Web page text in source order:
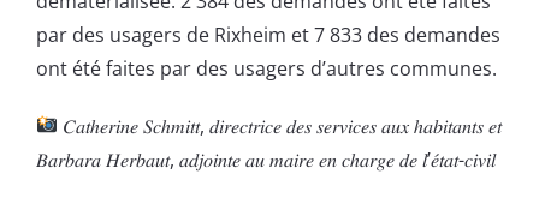
par des usagers de Rixheim et 7 833 des demandes
ont été faites par des usagers d’autres communes.
𝐶𝑎𝑡ℎ𝑒𝑟𝑖𝑛𝑒 𝑆𝑐ℎ𝑚𝑖𝑡𝑡, 𝑑𝑖𝑟𝑒𝑐𝑡𝑟𝑖𝑐𝑒 𝑑𝑒𝑠 𝑠𝑒𝑟𝑣𝑖𝑐𝑒𝑠 𝑎𝑢𝑥 ℎ𝑎𝑏𝑖𝑡𝑎𝑛𝑡𝑠 𝑒𝑡
𝐵𝑎𝑟𝑏𝑎𝑟𝑎 𝐻𝑒𝑟𝑏𝑎𝑢𝑡, 𝑎𝑑𝑗𝑜𝑖𝑛𝑡𝑒 𝑎𝑢 𝑚𝑎𝑖𝑟𝑒 𝑒𝑛 𝑐ℎ𝑎𝑟𝑔𝑒 𝑑𝑒 𝑙’𝑒́𝑡𝑎𝑡-𝑐𝑖𝑣𝑖𝑙